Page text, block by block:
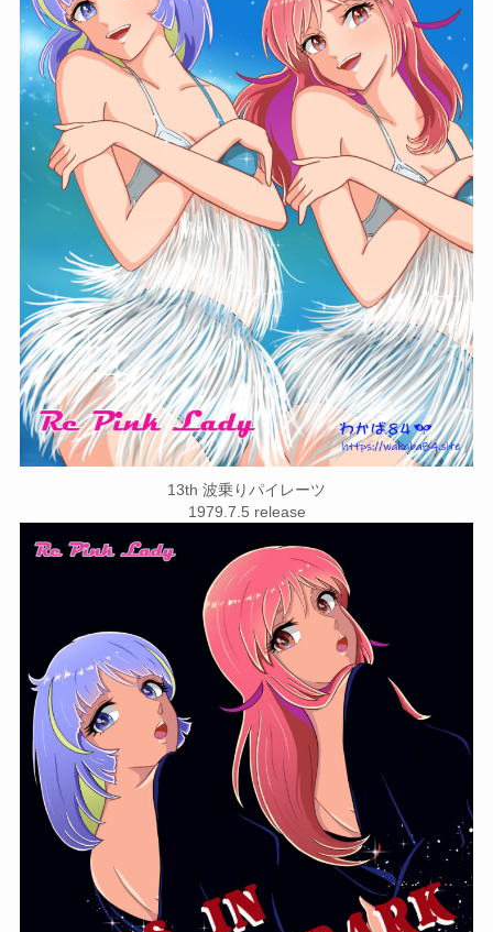
13th 波乗りパイレーツ
1979.7.5 release